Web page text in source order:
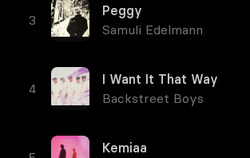
Peggy
Samuli Edelmann
I Want It That Way
Backstreet Boys
Kemiaa